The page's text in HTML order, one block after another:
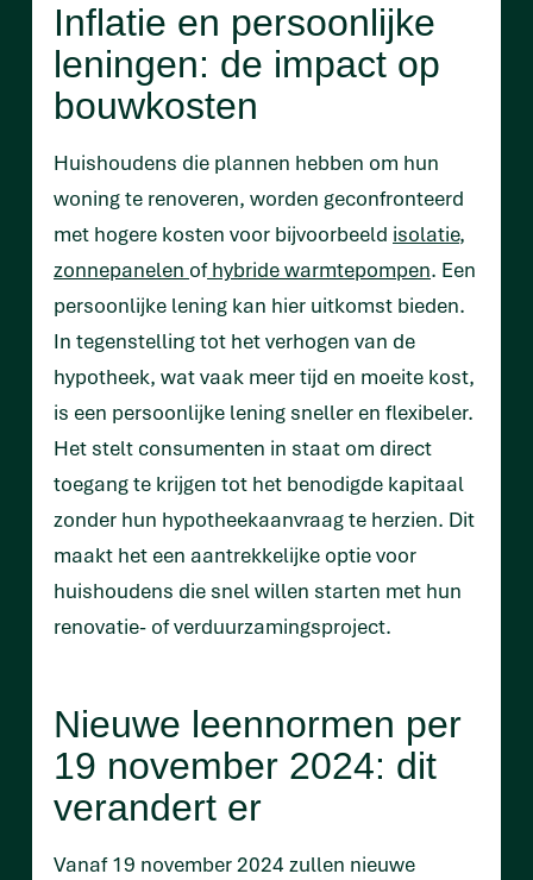
Inflatie en persoonlijke
leningen: de impact op
bouwkosten
Huishoudens die plannen hebben om hun
woning te renoveren, worden geconfronteerd
met hogere kosten voor bijvoorbeeld isolatie,
zonnepanelen ofhybride warmtepompen. Een
persoonlijke lening kan hier uitkomst bieden.
In tegenstelling tot het verhogen van de
hypotheek, wat vaak meer tijd en moeite kost,
is een persoonlijke lening sneller en flexibeler.
Het stelt consumenten in staat om direct
toegang te krijgen tot het benodigde kapitaal
zonder hun hypotheekaanvraag te herzien. Dit
maakt het een aantrekkelijke optie voor
huishoudens die snel willen starten met hun
renovatie- of verduurzamingsproject.
Nieuwe leennormen per
19 november 2024: dit
verandert er
Vanaf 19 november 2024 zullen nieuwe